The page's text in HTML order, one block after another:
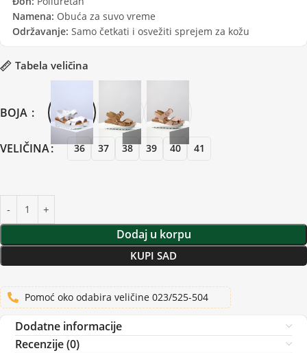
Namena: Obuća za suvo vreme
Održavanje: Samo četkati i osvežiti sprejem za kožu
Tabela veličina
BOJA
VELIČINA 36 37 38 39 40 41
Dodaj u korpu
KUPI SAD
Pomoć oko odabira veličine 023/525-504
Dodatne informacije
Recenzije (0)